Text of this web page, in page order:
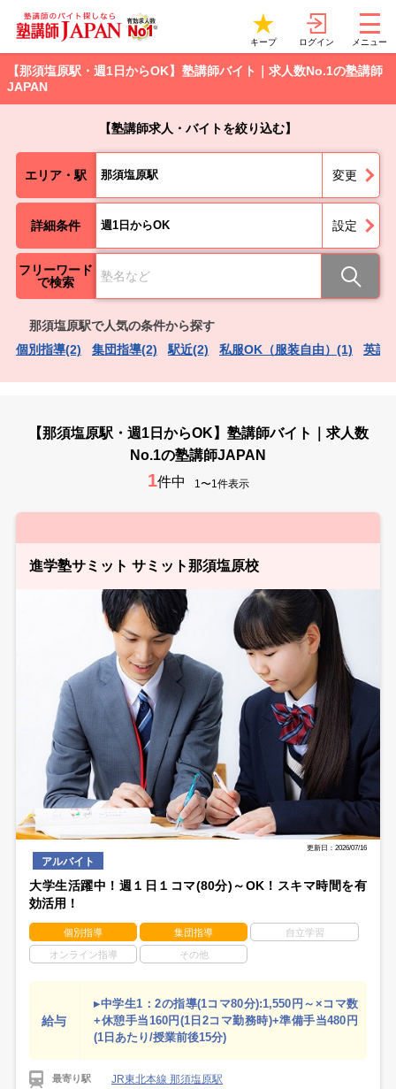
キープ ログイン メニュー
【那須塩原駅・週1日からOK】塾講師バイト｜求人数No.1の塾講師
JAPAN
【塾講師求人・バイトを絞り込む】
エリア・駅 那須塩原駅 変更
詳細条件 週1日からOK 設定
フリーワード
で検索
那須塩原駅で人気の条件から探す
個別指導(2)
集団指導(2) 駅近(2) 私服OK（服装自由）(1) 英語
【那須塩原駅・週1日からOK】塾講師バイト｜求人数
No.1の塾講師JAPAN
1件中 1〜1件表示
進学塾サミット サミット那須塩原校
更新日：2026/07/16
アルバイト
大学生活躍中！週１日１コマ(80分)～OK！スキマ時間を有
効活用！
個別指導 集団指導 自立学習
オンライン指導 その他
給与
▸中学生1：2の指導(1コマ80分):1,550円～×コマ数
+休憩手当160円(1日2コマ勤務時)+準備手当480円
(1日あたり/授業前後15分)
最寄り駅 JR東北本線 那須塩原駅